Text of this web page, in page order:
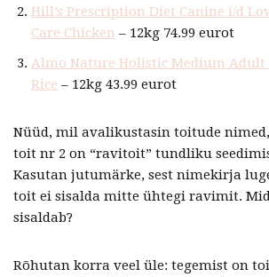
Hill’s Prescription Diet Canine i/d
Care Chicken – 12kg 74.99 eurot
Almo Nature Holistic Medium Adult
Rice – 12kg 43.99 eurot
Nüüd, mil avalikustasin toitude
toit nr 2 on “ravitoit” tundliku
Kasutan jutumärke, sest nimekirja
toit ei sisalda mitte ühtegi ravimit.
sisaldab?
Rõhutan korra veel üle: tegemist on